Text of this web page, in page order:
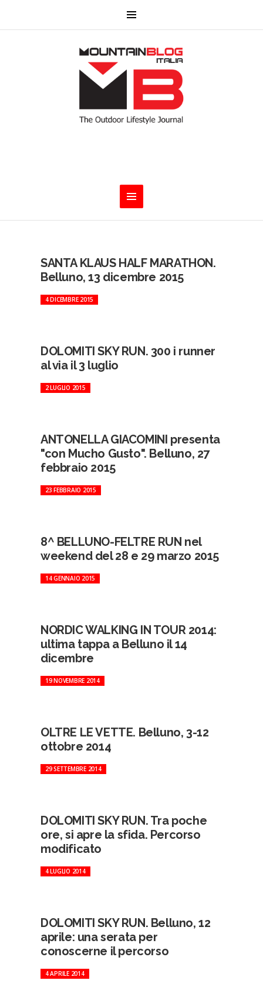
SANTA KLAUS HALF MARATHON.
Belluno, 13 dicembre 2015
4 DICEMBRE 2015
DOLOMITI SKY RUN. 300 i runner
al via il 3 luglio
2 LUGLIO 2015
ANTONELLA GIACOMINI presenta
"con Mucho Gusto". Belluno, 27
febbraio 2015
23 FEBBRAIO 2015
8^ BELLUNO-FELTRE RUN nel
weekend del 28 e 29 marzo 2015
14 GENNAIO 2015
NORDIC WALKING IN TOUR 2014:
ultima tappa a Belluno il 14
dicembre
19 NOVEMBRE 2014
OLTRE LE VETTE. Belluno, 3-12
ottobre 2014
29 SETTEMBRE 2014
DOLOMITI SKY RUN. Tra poche
ore, si apre la sfida. Percorso
modificato
4 LUGLIO 2014
DOLOMITI SKY RUN. Belluno, 12
aprile: una serata per
conoscerne il percorso
4 APRILE 2014